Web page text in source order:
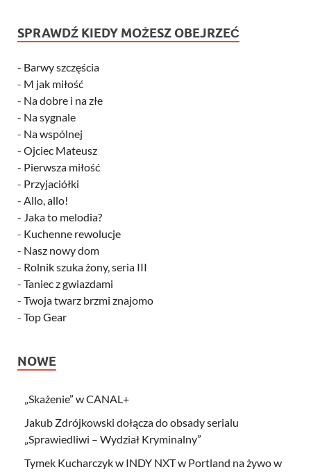
SPRAWDŹ KIEDY MOŻESZ OBEJRZEĆ
- Barwy szczęścia
- M jak miłość
- Na dobre i na złe
- Na sygnale
- Na wspólnej
- Ojciec Mateusz
- Pierwsza miłość
- Przyjaciółki
- Allo, allo!
- Jaka to melodia?
- Kuchenne rewolucje
- Nasz nowy dom
- Rolnik szuka żony, seria III
- Taniec z gwiazdami
- Twoja twarz brzmi znajomo
- Top Gear
NOWE
„Skażenie” w CANAL+
Jakub Zdrójkowski dołącza do obsady serialu
„Sprawiedliwi – Wydział Kryminalny”
Tymek Kucharczyk w INDY NXT w Portland na żywo w